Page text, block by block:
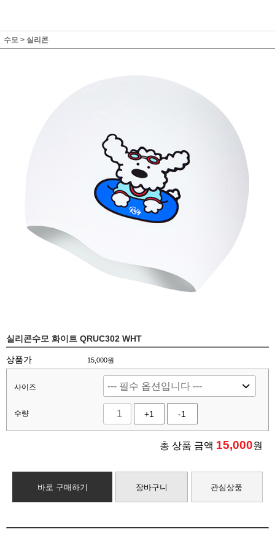
수모 > 실리콘
실리콘수모 화이트 QRUC302 WHT
상품가 15,000원
사이즈
수량 +1 -1
총 상품 금액 15,000원
바로 구매하기 장바구니 관심상품